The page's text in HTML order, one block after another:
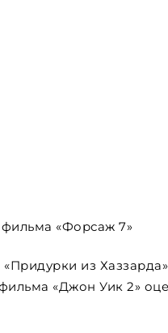
«Форсаж 7»
из
«Джон Уик 2»